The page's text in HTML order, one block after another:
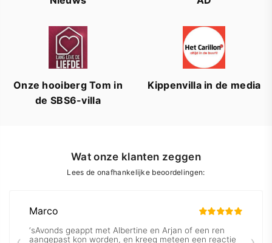
Onze hooiberg Tom in
de SBS6-villa
Kippenvilla in de media
Wat onze klanten zeggen
Lees de onafhankelijke beoordelingen: